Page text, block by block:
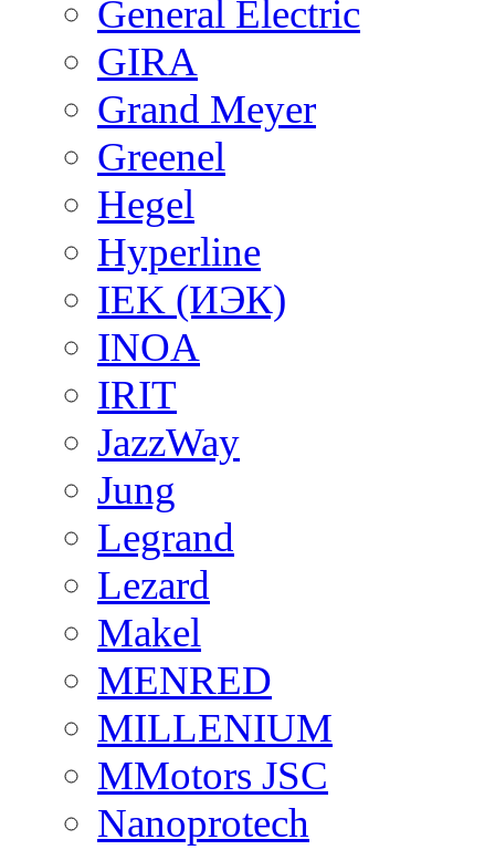
General Electric
GIRA
Grand Meyer
Greenel
Hegel
Hyperline
IEK (ИЭК)
INOA
IRIT
JazzWay
Jung
Legrand
Lezard
Makel
MENRED
MILLENIUM
MMotors JSC
Nanoprotech